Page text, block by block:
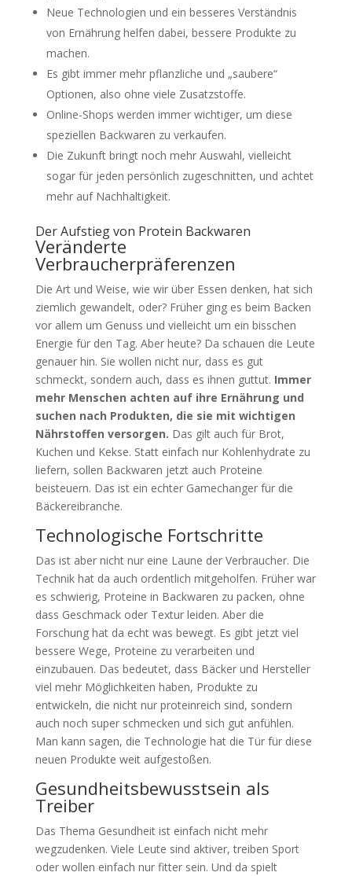
Neue Technologien und ein besseres Verständnis
von Ernährung helfen dabei, bessere Produkte zu
machen.
Es gibt immer mehr pflanzliche und „saubere“
Optionen, also ohne viele Zusatzstoffe.
Online-Shops werden immer wichtiger, um diese
speziellen Backwaren zu verkaufen.
Die Zukunft bringt noch mehr Auswahl, vielleicht
sogar für jeden persönlich zugeschnitten, und achtet
mehr auf Nachhaltigkeit.
Der Aufstieg von Protein Backwaren
Veränderte
Verbraucherpräferenzen
Die Art und Weise, wie wir über Essen denken, hat sich
ziemlich gewandelt, oder? Früher ging es beim Backen
vor allem um Genuss und vielleicht um ein bisschen
Energie für den Tag. Aber heute? Da schauen die Leute
genauer hin. Sie wollen nicht nur, dass es gut
schmeckt, sondern auch, dass es ihnen guttut. Immer
mehr Menschen achten auf ihre Ernährung und
suchen nach Produkten, die sie mit wichtigen
Nährstoffen versorgen. Das gilt auch für Brot,
Kuchen und Kekse. Statt einfach nur Kohlenhydrate zu
liefern, sollen Backwaren jetzt auch Proteine
beisteuern. Das ist ein echter Gamechanger für die
Bäckereibranche.
Technologische Fortschritte
Das ist aber nicht nur eine Laune der Verbraucher. Die
Technik hat da auch ordentlich mitgeholfen. Früher war
es schwierig, Proteine in Backwaren zu packen, ohne
dass Geschmack oder Textur leiden. Aber die
Forschung hat da echt was bewegt. Es gibt jetzt viel
bessere Wege, Proteine zu verarbeiten und
einzubauen. Das bedeutet, dass Bäcker und Hersteller
viel mehr Möglichkeiten haben, Produkte zu
entwickeln, die nicht nur proteinreich sind, sondern
auch noch super schmecken und sich gut anfühlen.
Man kann sagen, die Technologie hat die Tür für diese
neuen Produkte weit aufgestoßen.
Gesundheitsbewusstsein als
Treiber
Das Thema Gesundheit ist einfach nicht mehr
wegzudenken. Viele Leute sind aktiver, treiben Sport
oder wollen einfach nur fitter sein. Und da spielt